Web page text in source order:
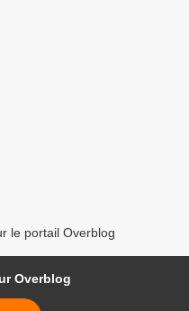
le portail Overblog
Overblog